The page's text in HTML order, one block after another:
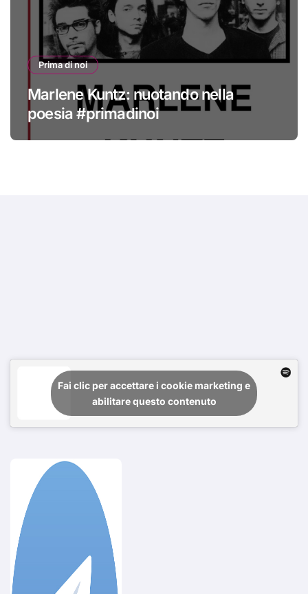
Prima di noi
Marlene Kuntz: nuotando nella
poesia #primadinoi
Fai clic per accettare i cookie marketing e
abilitare questo contenuto